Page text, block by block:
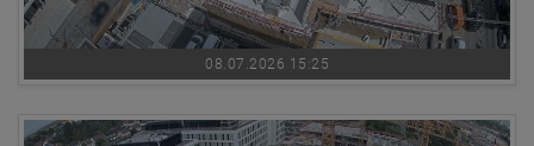
08.07.2026 15:25